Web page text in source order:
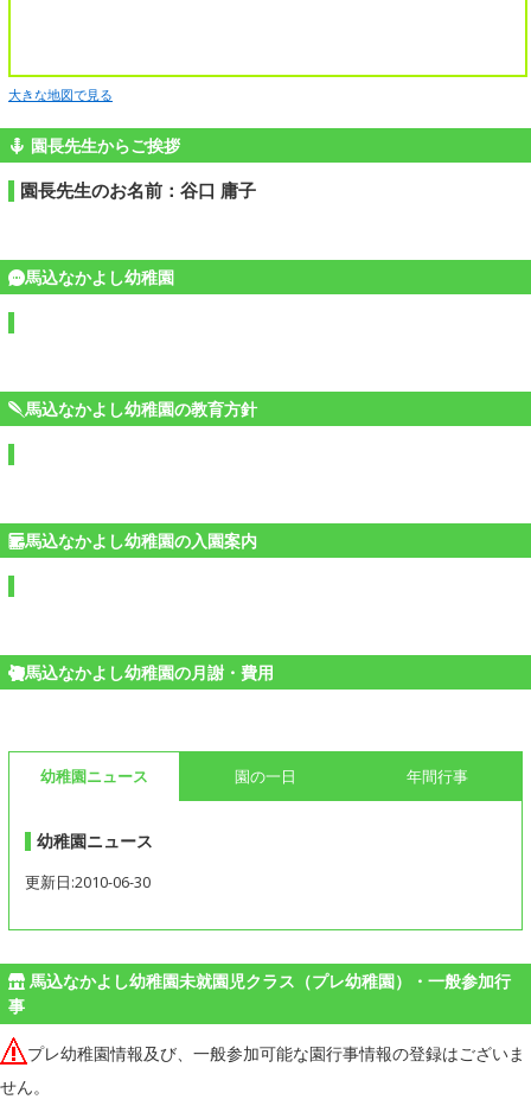
大きな地図で見る
園長先生からご挨拶
園長先生のお名前：谷口 庸子
馬込なかよし幼稚園
馬込なかよし幼稚園の教育方針
馬込なかよし幼稚園の入園案内
馬込なかよし幼稚園の月謝・費用
幼稚園ニュース 園の一日 年間行事
幼稚園ニュース
更新日:2010-06-30
馬込なかよし幼稚園未就園児クラス（プレ幼稚園）・一般参加行
事
プレ幼稚園情報及び、一般参加可能な園行事情報の登録はございま
せん。